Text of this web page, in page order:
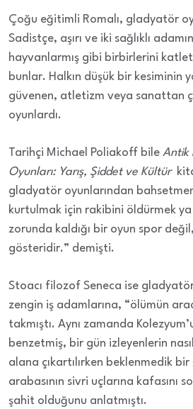
Çoğu eğitimli Romalı, gladyatör
Sadistçe, aşırı ve iki sağlıklı
hayvanlarmış gibi birbirlerini
bunlar. Halkın düşük bir kesiminin
güvenen, atletizm veya sanattan
oyunlardı.
Tarihçi Michael Poliakoff bile Antik
Oyunları: Yarış, Şiddet ve Kültür
gladyatör oyunlarından
kurtulmak için rakibini öldürmek
zorunda kaldığı bir oyun spor
gösteridir.” demişti.
Stoacı filozof Seneca ise
zengin iş adamlarına, “ölümün
takmıştı. Aynı zamanda
benzetmiş, bir gün izleyenlerin
alana çıkartılırken beklenmedik
arabasının sivri uçlarına kafasını
şahit olduğunu anlatmıştı.